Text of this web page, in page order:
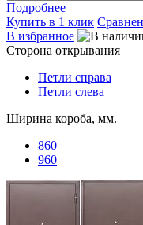
Подробнее
Купить в 1 клик
В избранное
Сторона открывания
Петли справа
Петли слева
Ширина короба, мм.
860
960